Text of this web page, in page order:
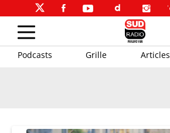
Podcasts Grille Articles